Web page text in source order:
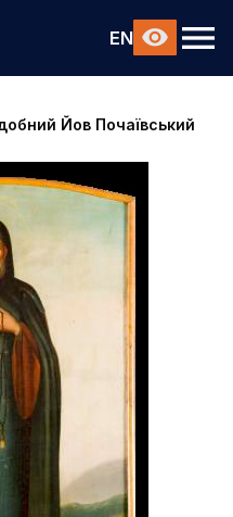
EN
Йов Почаївський